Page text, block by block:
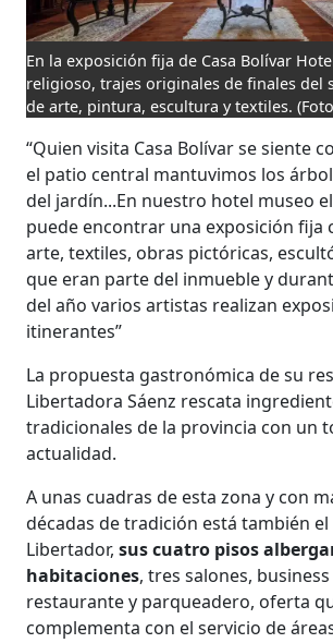
En la exposición fija de Casa Bolívar
religioso, trajes originales de finales del
de arte, pintura, escultura y textiles.
“Quien visita Casa Bolívar se siente
el patio central mantuvimos los
del jardín...En nuestro hotel museo
puede encontrar una exposición fija
arte, textiles, obras pictóricas,
que eran parte del inmueble y
del año varios artistas realizan
itinerantes”
La propuesta gastronómica de su
Libertadora Sáenz rescata
tradicionales de la provincia con un
actualidad.
A unas cuadras de esta zona y con
décadas de tradición está también
Libertador,sus cuatro pisos
habitaciones, tres salones, business
restaurante y parqueadero, oferta
complementa con el servicio de